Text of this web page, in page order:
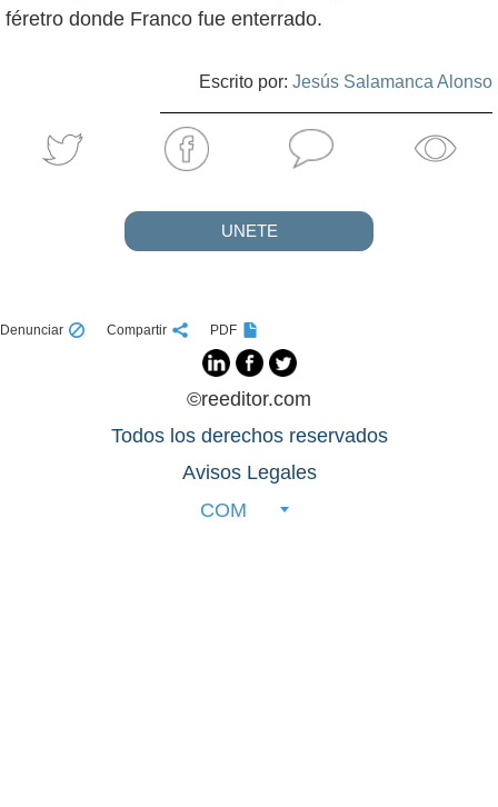
féretro donde Franco fue enterrado.
Escrito por: Jesús Salamanca Alonso
UNETE
Denunciar Compartir PDF
©reeditor.com
Todos los derechos reservados
Avisos Legales